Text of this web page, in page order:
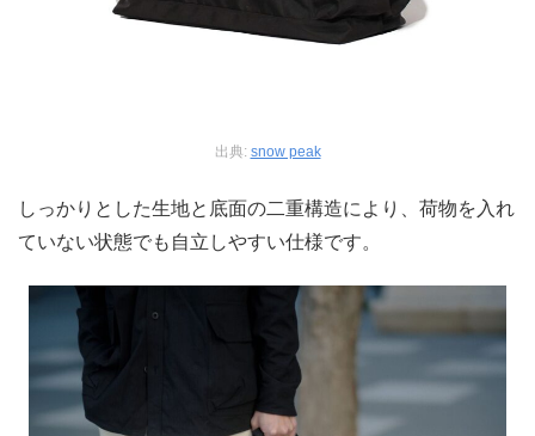
出典: snow peak
しっかりとした生地と底面の二重構造により、荷物を入れ
ていない状態でも自立しやすい仕様です。